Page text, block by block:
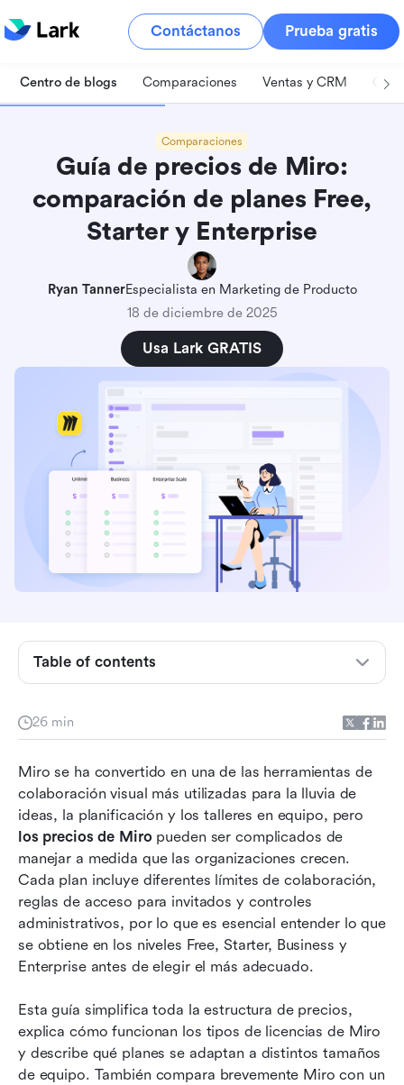
Contáctanos Prueba gratis
Centro de blogs Comparaciones Ventas y CRM
Comparaciones
Guía de precios de Miro:
comparación de planes Free,
Starter y Enterprise
Ryan TannerEspecialista en Marketing de Producto
18 de diciembre de 2025
Usa Lark GRATIS
26 min
Miro se ha convertido en una de las herramientas de
colaboración visual más utilizadas para la lluvia de
los precios de Miro pueden ser complicados de
manejar a medida que las organizaciones crecen.
Cada plan incluye diferentes límites de colaboración,
reglas de acceso para invitados y controles
administrativos, por lo que es esencial entender lo que
se obtiene en los niveles Free, Starter, Business y
Enterprise antes de elegir el más adecuado.
Esta guía simplifica toda la estructura de precios,
explica cómo funcionan los tipos de licencias de Miro
y describe qué planes se adaptan a distintos tamaños
de equipo. También compara brevemente Miro con un
Table of contents
Resumen de precios de Miro: planes Gratis,
Inicial, Empresarial y Corporativo
Costo y características del plan inicial de Miro
Desglose del plan de negocios de Miro
Precios empresariales de Miro: Lo que las
grandes organizaciones necesitan saber
Elige el plan con cuidado: tipos de licencias de
Miro explicados
Desafíos que enfrentan los equipos al depender
únicamente de Miro
trabajo más fluido y todo en uno para equipos
¿Qué equipos deberían elegir Miro en lugar de
Lark?